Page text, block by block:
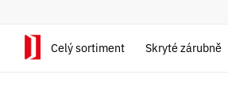
Celý sortiment Skryté zárubně